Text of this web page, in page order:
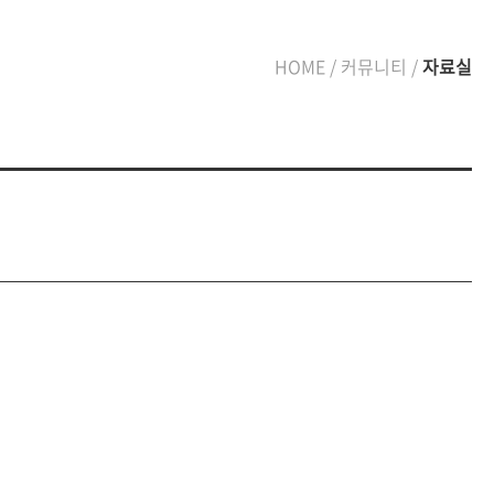
HOME / 커뮤니티 /자료실